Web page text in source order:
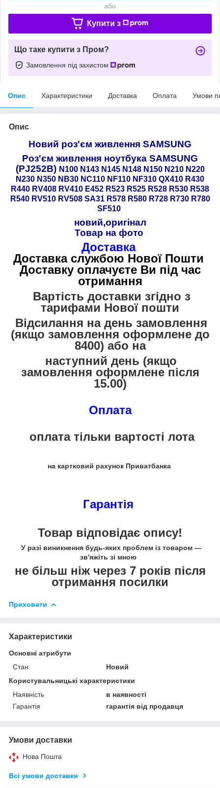
або
Купити з
Що таке купити з Пром?
Замовлення під захистом
Опис Характеристики Доставка Оплата Умови
Опис
Новий роз'єм живлення SAMSUNG
Роз'єм живлення ноутбука SAMSUNG
(PJ252B) N100 N143 N145 N148 N150 N210 N220
N230 N350 NB30 NC110 NF110 NF310 QX410 R430
R440 RV408 RV410 E452 R523 R525 R528 R530 R538
R540 RV510 RV508 SA31 R578 R580 R728 R730 R780
SF510
новий,оригінал
Товар на фото
Доставка
Доставка службою Нової Пошти
Доставку оплачуєте Ви під час
отримання
Вартість доставки згідно з
тарифами Нової пошти
Відсилання на день замовлення
(якщо замовлення оформлене до
8400) або на
наступний день (якщо
замовлення оформлене після
15.00)
Оплата
оплата тільки вартості лота
на картковий рахунок Приватбанка
Гарантія
Товар відповідає опису!
У разі виникнення будь-яких проблем із товаром —
зв'яжіть зі мною
не більш ніж через 7 років після
отримання посилки
Приховати
Характеристики
Основні атрибути
Стан
Новий
Користувальницькі характеристики
Наявність
в наявності
Гарантія
гарантія від продавця
Умови доставки
Нова Пошта
Всі умови доставки